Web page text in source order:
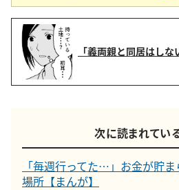
「義両親と同居はし
次に読まれてい
「毎週行ってた…」お金が貯
場所【まんが】